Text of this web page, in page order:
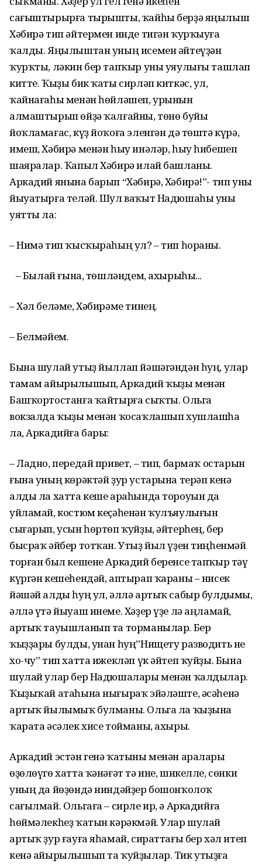
сағыштырырға тырышты, ҡайһы берҙә яңылыш
Хәбирә тип әйтермен инде тигән ҡурҡыуға
ҡалды. Яңылыштан уның исемен әйтеүҙән
ҡурҡты, ләкин бер тапҡыр уны уяулығы ташлап
китте. Ҡыҙы бик ҡаты сирләп киткәс, ул,
ҡайнағаһы менән һөйләшеп, урынын
алмаштырып өйҙә ҡалғайны, төнө буйы
йоҡламағас, күҙ йоҡоға эленгән дә төштә күрә,
имеш, Хәбирә менән һыу инәләр, һыу һибешеп
шаяралар. Ҡапыл Хәбирә илай башланы.
Аркадий янына барып “Хәбирә, Хәбирә!”- тип уны
йыуатырға теләй. Шул ваҡыт Надюшаһы уны
уятты ла:
– Нимә тип ҡысҡыраһың ул? – тип һораны.
– Былай ғына, төшләндем, ахырыһы...
– Хәл беләме, Хәбирәме тинең.
– Белмәйем.
Бына шулай утыҙ йыллап йәшәгәндән һуң, улар
тамам айырылышып, Аркадий ҡыҙы менән
Башҡортостанға ҡайтырға сыҡты. Ольга
вокзалда ҡыҙы менән ҡосаҡлашып хушлашһа
ла, Аркадийға бары:
– Ладно, передай привет, – тип, бармаҡ остарын
ғына уның көрәктәй ҙур устарына терәп кенә
алды ла хатта кеше араһында тороуын да
уйламай, костюм кеҫәһенән ҡулъяулығын
сығарып, усын һөртөп ҡуйҙы, әйтерһең, бер
бысраҡ әйбер тотҡан. Утыҙ йыл үҙен тиңһенмәй
торған был кешене Аркадий беренсе тапҡыр тәү
күргән кешеһендәй, аптырап ҡараны – нисек
йәшәй алды һуң ул, әллә артыҡ сабыр булдымы,
әллә үтә йыуаш инеме. Хәҙер үҙе лә аңламай,
артыҡ тауышланып та торманылар. Бер
ҡыҙҙары булды, унан һуң”Нищету разводить не
хо-чу” тип хатта ижекләп үк әйтеп ҡуйҙы. Бына
шулай улар бер Надюшалары менән ҡалдылар.
Ҡыҙыҡай атаһына нығыраҡ эйәләште, әсәһенә
артыҡ йылымыҡ булманы. Ольга ла ҡыҙына
ҡарата әсәлек хисе тойманы, ахыры.
Аркадий эстән генә ҡатыны менән аралары
өҙөлөүгө хатта ҡәнәғәт тә ине, шикелле, сөнки
уның да йөҙөндә ниндәйҙер бошонҡолоҡ
сағылмай. Ольгаға – сирле ир, ә Аркадийға
һөймәлекһеҙ ҡатын кәрәкмәй. Улар шулай
артыҡ ҙур ғауға яһамай, сираттағы бер хәл итеп
кенә айырылышып та ҡуйҙылар. Тик утыҙға